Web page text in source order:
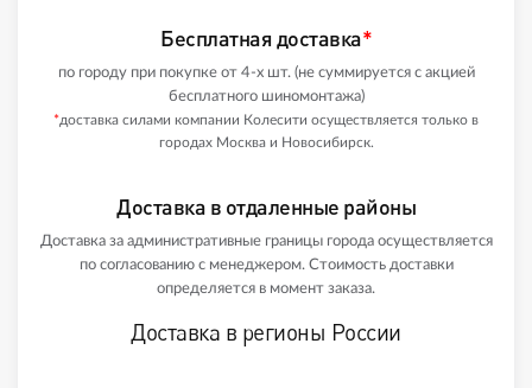
Бесплатная доставка*
по городу при покупке от 4-х шт. (не суммируется с акцией
бесплатного шиномонтажа)
*доставка силами компании Колесити осуществляется только в
городах Москва и Новосибирск.
Доставка в отдаленные районы
Доставка за административные границы города осуществляется
по согласованию с менеджером. Стоимость доставки
определяется в момент заказа.
Доставка в регионы России